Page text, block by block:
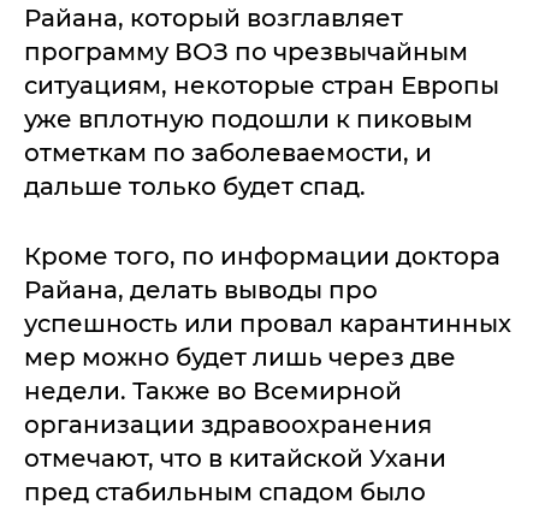
Райана, который возглавляет
программу ВОЗ по чрезвычайным
ситуациям, некоторые стран Европы
уже вплотную подошли к пиковым
отметкам по заболеваемости, и
дальше только будет спад.
Кроме того, по информации доктора
Райана, делать выводы про
успешность или провал карантинных
мер можно будет лишь через две
недели. Также во Всемирной
организации здравоохранения
отмечают, что в китайской Ухани
пред стабильным спадом было